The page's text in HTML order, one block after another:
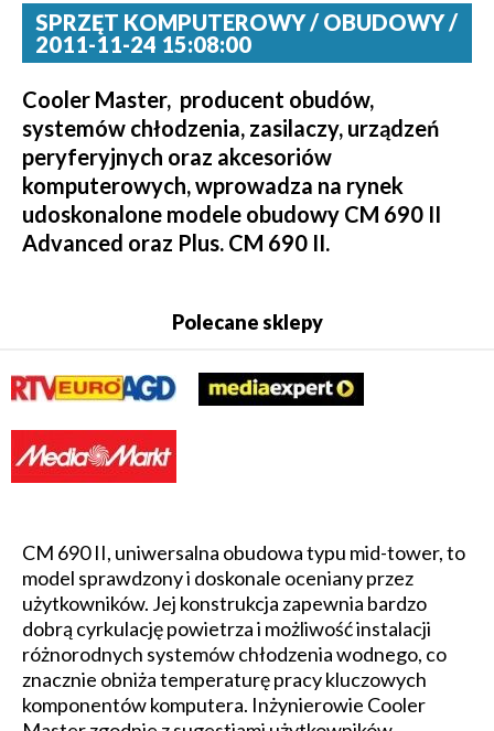
SPRZĘT KOMPUTEROWY / OBUDOWY /
2011-11-24 15:08:00
Cooler Master, producent obudów,
systemów chłodzenia, zasilaczy, urządzeń
peryferyjnych oraz akcesoriów
komputerowych, wprowadza na rynek
udoskonalone modele obudowy CM 690 II
Advanced oraz Plus. CM 690 II.
Polecane sklepy
CM 690 II, uniwersalna obudowa typu mid-tower, to
model sprawdzony i doskonale oceniany przez
użytkowników. Jej konstrukcja zapewnia bardzo
dobrą cyrkulację powietrza i możliwość instalacji
różnorodnych systemów chłodzenia wodnego, co
znacznie obniża temperaturę pracy kluczowych
komponentów komputera. Inżynierowie Cooler